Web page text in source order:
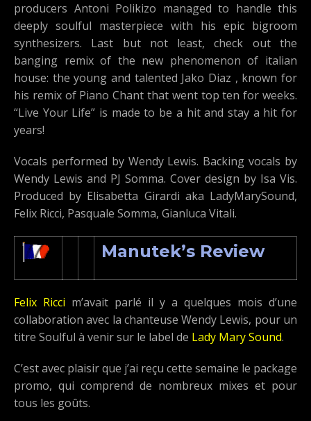
producers Antoni Polikizo managed to handle this
deeply soulful masterpiece with his epic bigroom
synthesizers. Last but not least, check out the
banging remix of the new phenomenon of italian
house: the young and talented Jako Diaz , known for
his remix of Piano Chant that went top ten for weeks.
“Live Your Life” is made to be a hit and stay a hit for
years!
Vocals performed by Wendy Lewis. Backing vocals by
Wendy Lewis and PJ Somma. Cover design by Isa Vis.
Produced by Elisabetta Girardi aka LadyMarySound,
Felix Ricci, Pasquale Somma, Gianluca Vitali.
Manutek’s Review
Felix Ricci m’avait parlé il y a quelques mois d’une
collaboration avec la chanteuse Wendy Lewis, pour un
titre Soulful à venir sur le label de Lady Mary Sound.
C’est avec plaisir que j’ai reçu cette semaine le package
promo, qui comprend de nombreux mixes et pour
tous les goûts.